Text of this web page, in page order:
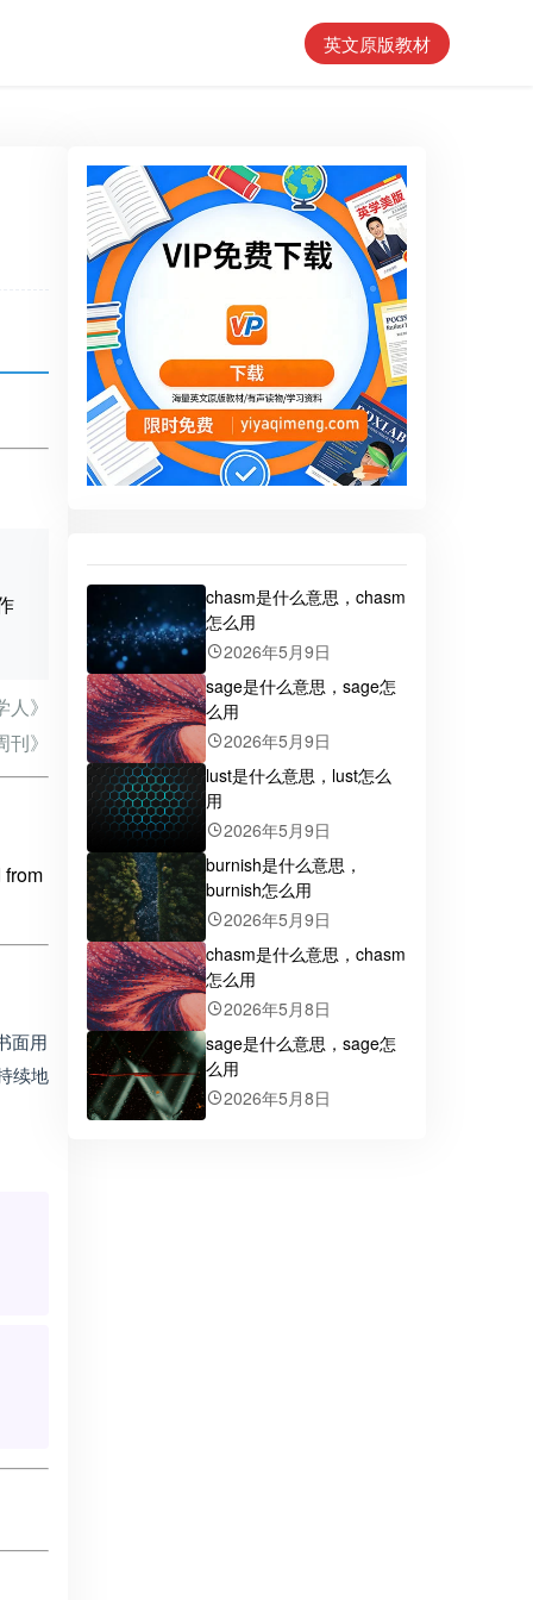
英文原版教材
》
》
面用
续地
chasm是什么意思，chasm
怎么用
2026年5月9日
sage是什么意思，sage怎
么用
2026年5月9日
lust是什么意思，lust怎么
用
2026年5月9日
burnish是什么意思，
burnish怎么用
2026年5月9日
chasm是什么意思，chasm
怎么用
2026年5月8日
sage是什么意思，sage怎
么用
2026年5月8日